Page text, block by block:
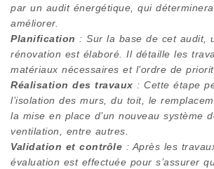
par un audit énergétique, qui
améliorer.
Planification : Sur la base de cet audit,
rénovation est élaboré. Il détaille les
matériaux nécessaires et l’ordre de
Réalisation des travaux : Cette étape
l’isolation des murs, du toit, le
la mise en place d’un nouveau système
ventilation, entre autres.
Validation et contrôle : Après les
évaluation est effectuée pour s’assurer